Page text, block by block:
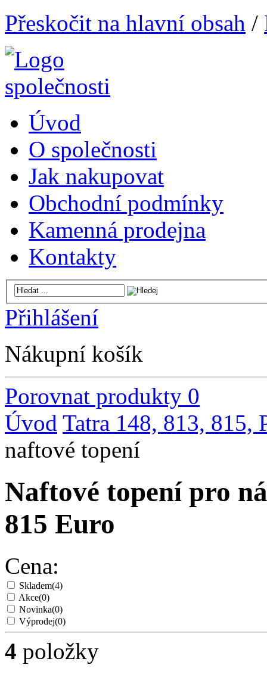
Přeskočit na hlavní obsah /
Úvod
O společnosti
Jak nakupovat
Obchodní podmínky
Kamenná prodejna
Kontakty
Přihlášení
Nákupní košík
Porovnat produkty 0
Úvod Tatra 148, 813, 815,
naftové topení
Naftové topení pro
815 Euro
Cena:
Skladem(4)
Akce(0)
Novinka(0)
Výprodej(0)
4 položky